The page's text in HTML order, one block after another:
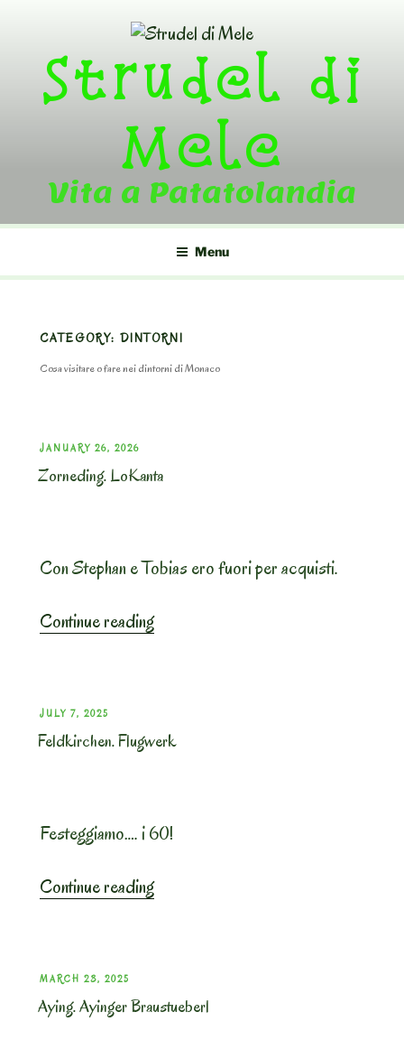
contentStrudel di
Mele
Vita a Patatolandia
Menu
CATEGORY: DINTORNI
Cosa visitare o fare nei dintorni di Monaco
POSTED
ON
JANUARY 26, 2026
Zorneding. LoKanta
Con Stephan e Tobias ero fuori per acquisti.
Continue reading“Zorneding.
POSTED
ON
JULY 7, 2025
Feldkirchen. Flugwerk
Festeggiamo…. i 60!
Continue reading“Feldkirchen.
POSTED
ON
MARCH 23, 2025
Aying. Ayinger Braustueberl